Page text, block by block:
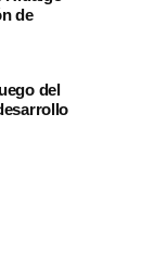
de
del